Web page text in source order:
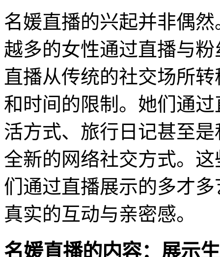
名媛直播的兴起并非偶
越多的女性通过直播与
直播从传统的社交场所
和时间的限制。她们通
活方式、旅行日记甚至
全新的网络社交方式。
们通过直播展示的多才
真实的互动与亲密感。
名媛直播的内容：展示